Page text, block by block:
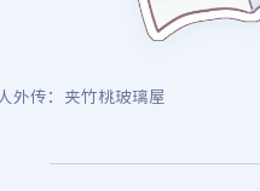
外传：夹竹桃玻璃屋